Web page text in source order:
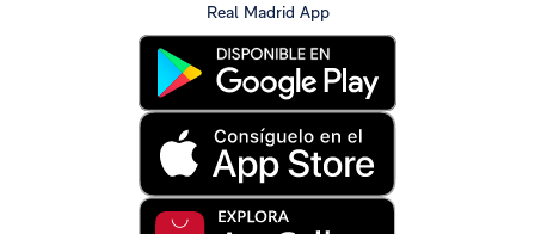
Real Madrid App